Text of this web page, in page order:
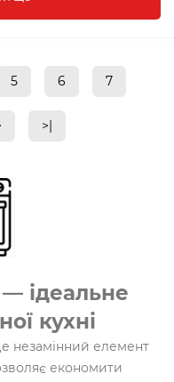
5 6 7
>|
— ідеальне
кухні
незамінний елемент
економити